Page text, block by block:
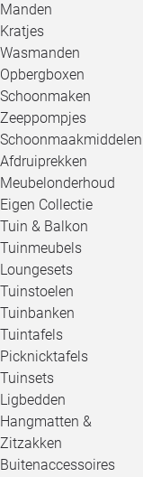
Manden
Kratjes
Wasmanden
Opbergboxen
Schoonmaken
Zeeppompjes
Schoonmaakmiddelen
Afdruiprekken
Meubelonderhoud
Eigen Collectie
Tuin & Balkon
Tuinmeubels
Loungesets
Tuinstoelen
Tuinbanken
Tuintafels
Picknicktafels
Tuinsets
Ligbedden
Hangmatten &
Zitzakken
Buitenaccessoires